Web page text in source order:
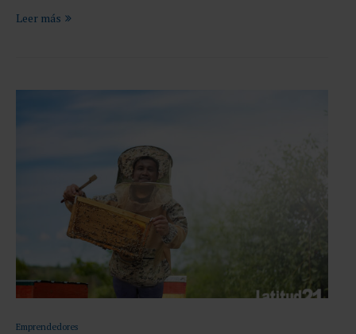
Leer más
Emprendedores